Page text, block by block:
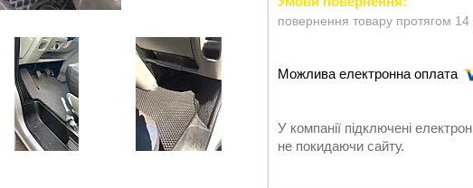
повернення товару протягом 14
У компанії підключені
не покидаючи сайту.